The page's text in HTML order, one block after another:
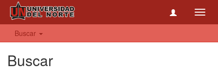
Buscar
Buscar